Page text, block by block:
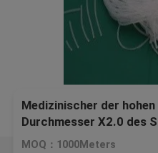
Medizinischer der
Durchmesser X2.0 des
MOQ：1000Meters